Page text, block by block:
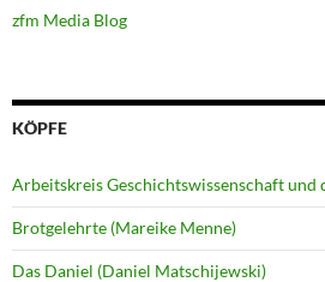
zfm Media Blog
KÖPFE
Arbeitskreis Geschichtswissenschaft und
Brotgelehrte (Mareike Menne)
Das Daniel (Daniel Matschijewski)